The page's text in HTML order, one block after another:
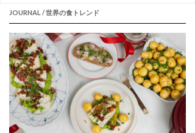
JOURNAL / 世界の食トレンド